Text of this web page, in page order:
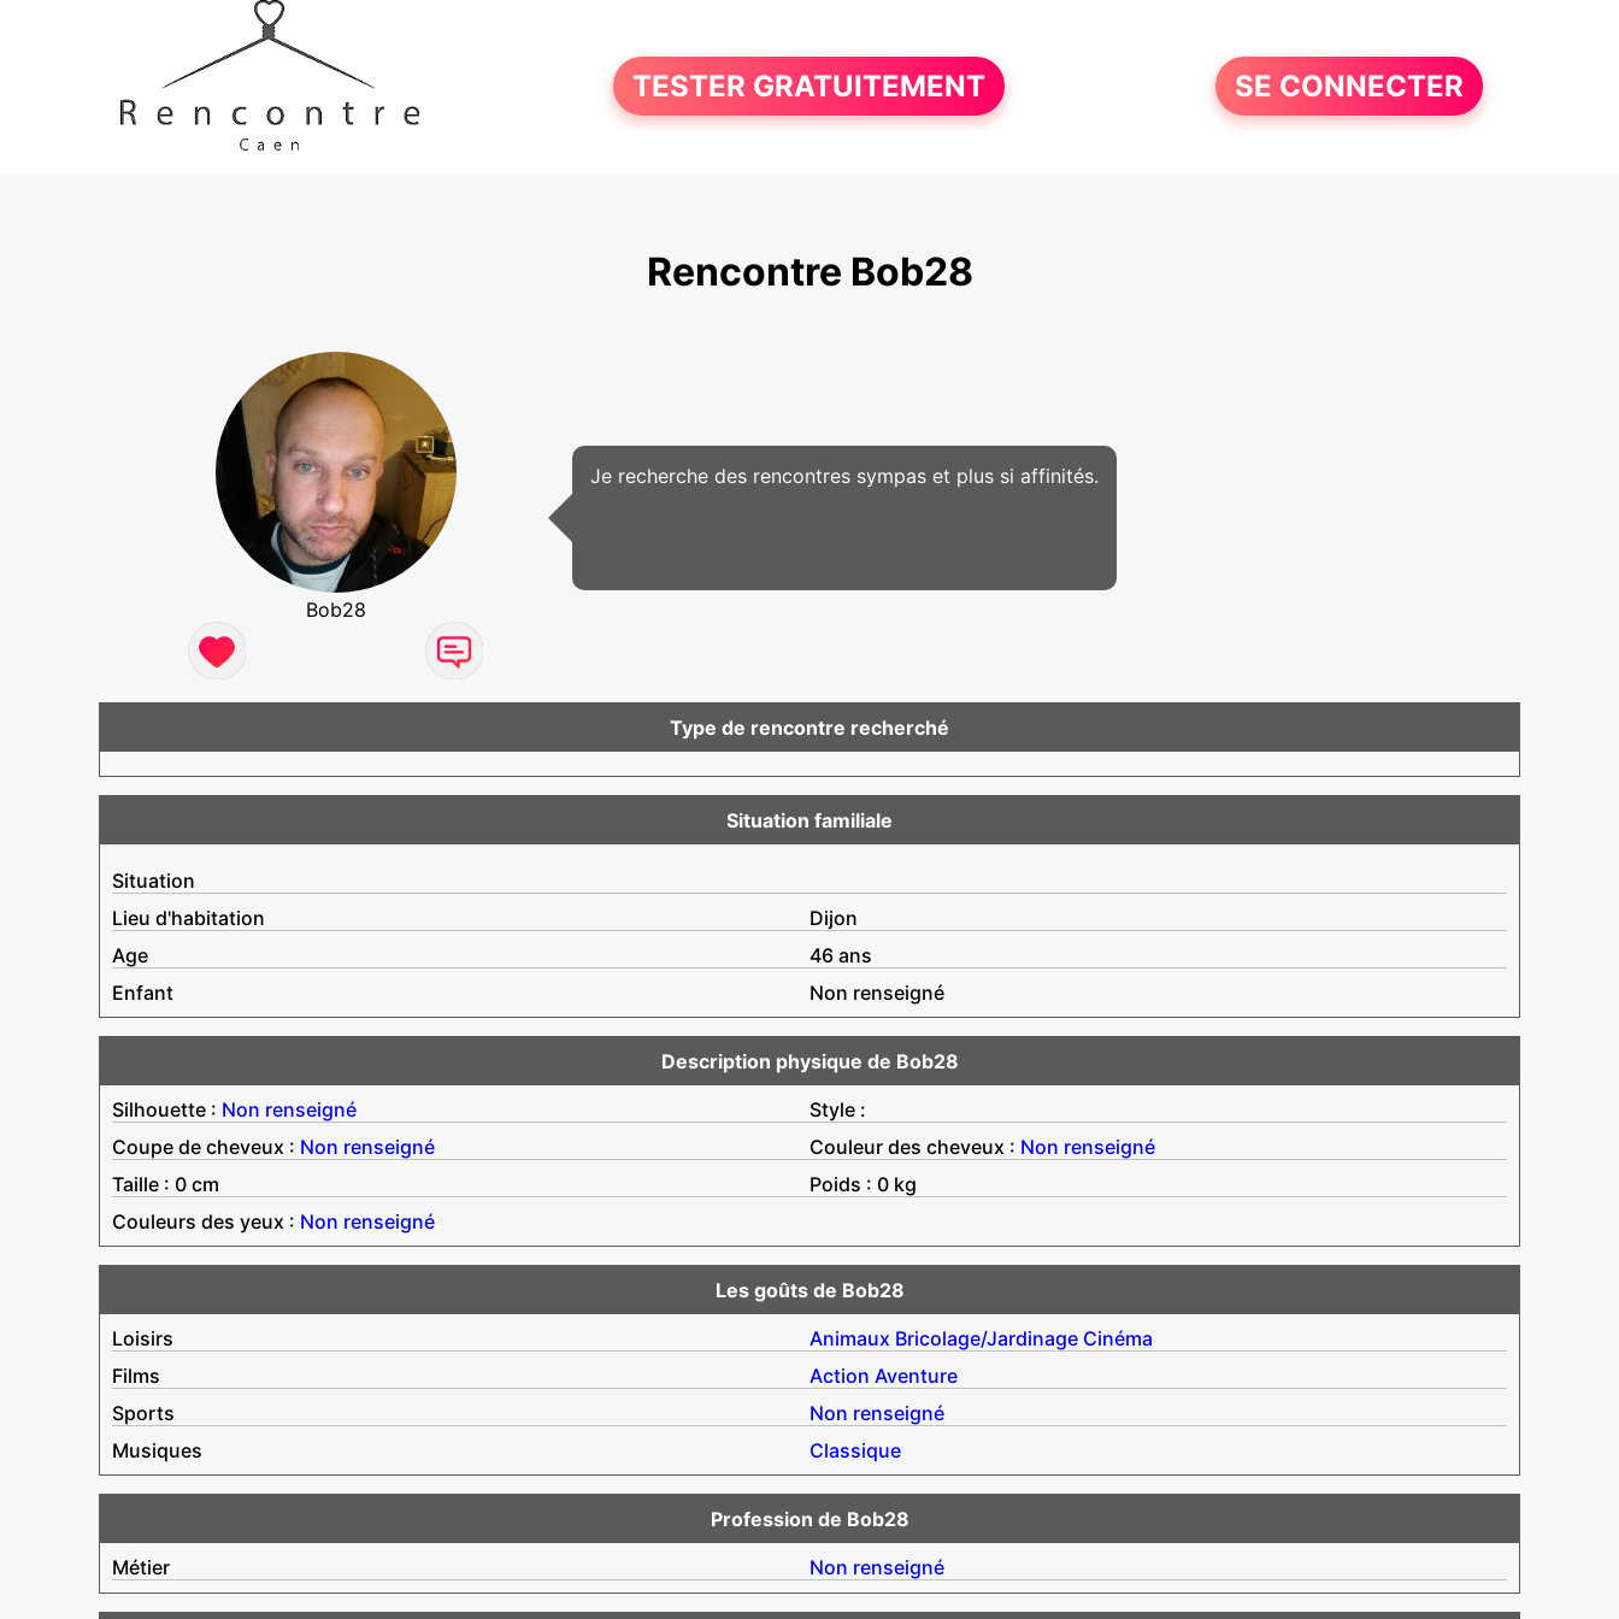
TESTER GRATUITEMENT SE CONNECTER
Rencontre Bob28
Bob28
Je recherche des rencontres sympas et plus si affinités.
Type de rencontre recherché
Situation familiale
Situation
Lieu d'habitation
Dijon
Age
46 ans
Enfant
Non renseigné
Description physique de Bob28
Silhouette : Non renseigné
Style :
Coupe de cheveux : Non renseigné Couleur des cheveux : Non renseigné
Taille : 0 cm
Poids : 0 kg
Couleurs des yeux : Non renseigné
Les goûts de Bob28
Loisirs
Animaux Bricolage/Jardinage Cinéma
Films
Action Aventure
Sports
Non renseigné
Musiques
Classique
Profession de Bob28
Métier
Non renseigné